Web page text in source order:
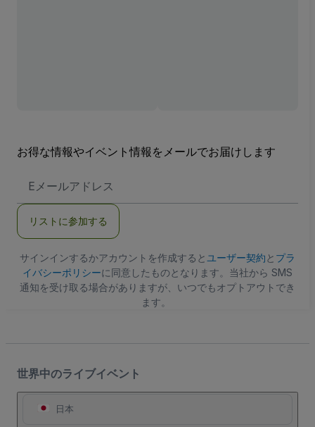
お得な情報やイベント情報をメールでお届けします
メ
ア
ス
リストに参加する
サインインするかアカウントを作成すると ユーザー契約と プラ
イバシーポリシーに同意したものとなります。当社から SMS
通知を受け取る場合がありますが、いつでもオプトアウトでき
ます。
世界中のライブイベント
日本